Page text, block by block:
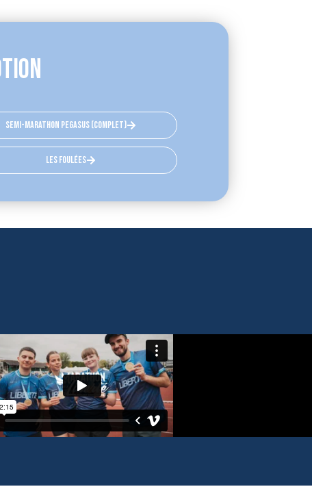
semi-marathon pegasus (complet)
les foulées